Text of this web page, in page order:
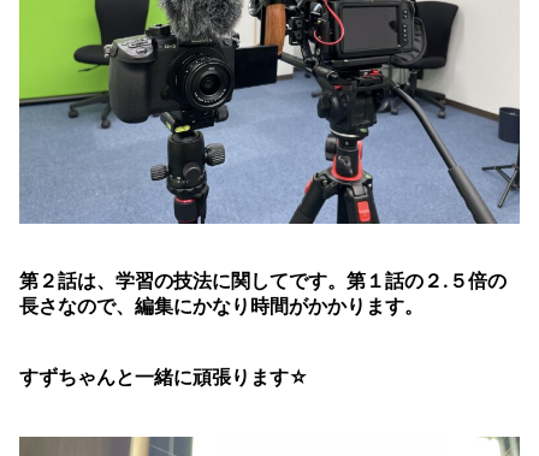
第２話は、学習の技法に関してです。第１話の２.５倍の
長さなので、編集にかなり時間がかかります。
すずちゃんと一緒に頑張ります☆